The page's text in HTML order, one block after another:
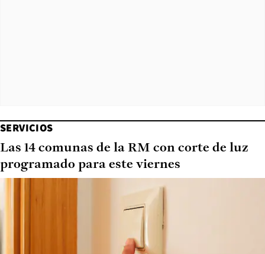
SERVICIOS
Las 14 comunas de la RM con corte de luz
programado para este viernes